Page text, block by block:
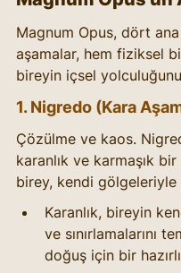
Magnum Opus, dört
aşamalar, hem fiziksel
bireyin içsel
1. Nigredo (Kara
Çözülme ve kaos.
karanlık ve karmaşık
birey, kendi gölgeleriyle
Karanlık, bireyin
ve sınırlamalarını
doğuş için bir